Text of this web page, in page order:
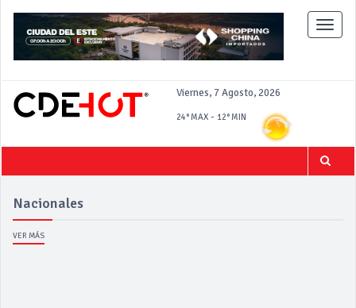
Viernes, 7 Agosto, 2026
24°MAX - 12°MIN
Toggle
Nacionales
VER MÁS